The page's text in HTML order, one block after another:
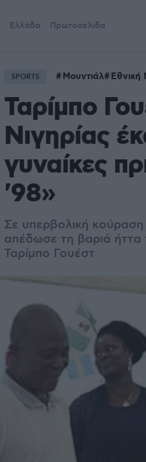
Ελλάδα Πρωτοσέλιδα
SPORTS Μουντιάλ Εθνική
Ταρίμπο
Νιγηρίας
γυναίκες
'98»
Σε υπερβολική
απέδωσε τη βαριά ήττα
Ταρίμπο Γουέστ